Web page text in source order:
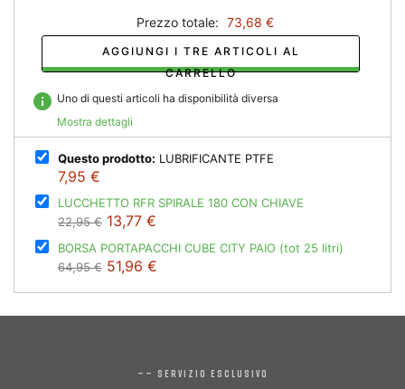
Prezzo totale: 73,68 €
AGGIUNGI I TRE ARTICOLI AL
CARRELLO
info Uno di questi articoli ha disponibilità diversa
Mostra dettagli
Questo prodotto: LUBRIFICANTE PTFE
7,95 €
LUCCHETTO RFR SPIRALE 180 CON CHIAVE
22,95 € 13,77 €
BORSA PORTAPACCHI CUBE CITY PAIO (tot 25 litri)
64,95 € 51,96 €
—— SERVIZIO ESCLUSIVO